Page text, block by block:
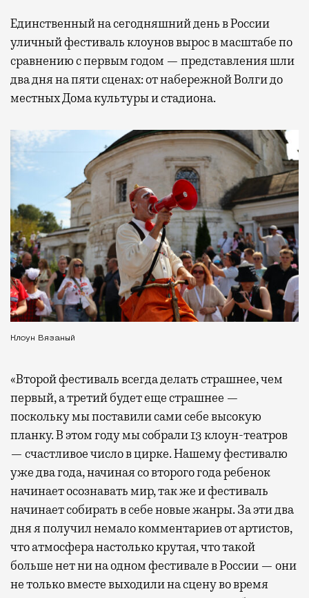
Единственный на сегодняшний день в России
уличный фестиваль клоунов вырос в масштабе по
сравнению с первым годом — представления шли
два дня на пяти сценах: от набережной Волги до
местных Дома культуры и стадиона.
Клоун Вязаный
«Второй фестиваль всегда делать страшнее, чем
первый, а третий будет еще страшнее —
поскольку мы поставили сами себе высокую
планку. В этом году мы собрали 13 клоун-театров
— счастливое число в цирке. Нашему фестивалю
уже два года, начиная со второго года ребенок
начинает осознавать мир, так же и фестиваль
начинает собирать в себе новые жанры. За эти два
дня я получил немало комментариев от артистов,
что атмосфера настолько крутая, что такой
больше нет ни на одном фестивале в России — они
не только вместе выходили на сцену во время